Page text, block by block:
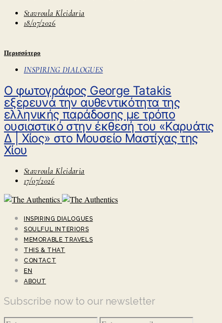
Stavroula Kleidaria
18/07/2026
Περισσότερο
INSPIRING DIALOGUES
O φωτογράφος George Tatakis
εξερευνά την αυθεντικότητα της
ελληνικής παράδοσης με τρόπο
ουσιαστικό στην έκθεσή του «Καρυάτις
Δ | Χίος» στο Μουσείο Μαστίχας της
Χίου
Stavroula Kleidaria
17/07/2026
INSPIRING DIALOGUES
SOULFUL INTERIORS
MEMORABLE TRAVELS
THIS & THAT
CONTACT
EN
ABOUT
Subscribe now to our newsletter